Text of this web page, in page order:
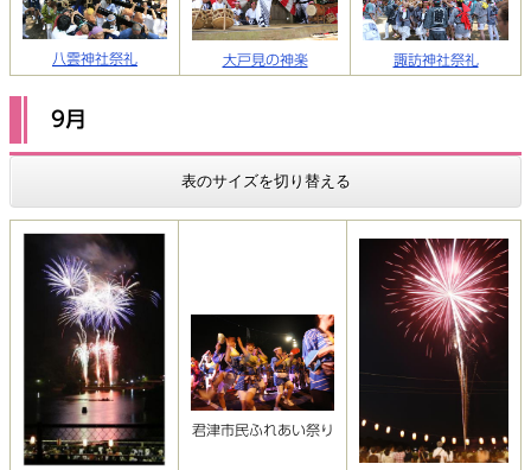
八雲神社祭礼 大戸見の神楽 諏訪神社祭礼
9月
表のサイズを切り替える
君津市民ふれあい祭り